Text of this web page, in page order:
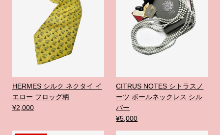
HERMES シルク ネクタイ イ
エロー フロッグ柄
¥2,000
CITRUS NOTES シトラスノ
ーツ ボールネックレス シル
バー
¥5,000